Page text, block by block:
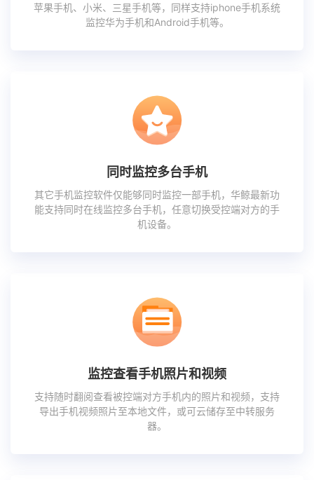
苹果手机、小米、三星手机等，同样支持iphone手机系统
监控华为手机和Android手机等。
同时监控多台手机
其它手机监控软件仅能够同时监控一部手机，华鲸最新功
能支持同时在线监控多台手机，任意切换受控端对方的手
机设备。
监控查看手机照片和视频
支持随时翻阅查看被控端对方手机内的照片和视频，支持
导出手机视频照片至本地文件，或可云储存至中转服务
器。